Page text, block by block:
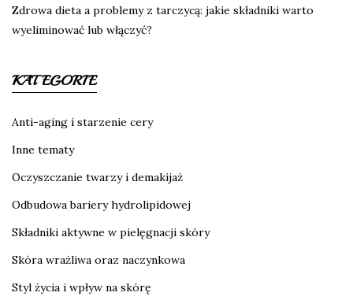
Zdrowa dieta a problemy z tarczycą: jakie składniki warto
wyeliminować lub włączyć?
KATEGORIE
Anti-aging i starzenie cery
Inne tematy
Oczyszczanie twarzy i demakijaż
Odbudowa bariery hydrolipidowej
Składniki aktywne w pielęgnacji skóry
Skóra wrażliwa oraz naczynkowa
Styl życia i wpływ na skórę